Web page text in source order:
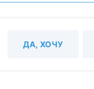
ДА, ХОЧУ